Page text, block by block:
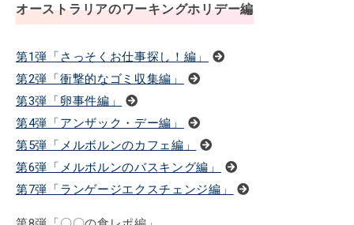
オーストラリアのワーキングホリデー編
第1弾「さっそくお仕事探し！編」
第2弾「衝撃的なゴミ収集編」
第3弾「卵事件編」
第4弾「アンザック・デー編」
第5弾「メルボルンのカフェ編」
第6弾「メルボルンのバスキング編」
第7弾「ランゲージエクスチェンジ編」